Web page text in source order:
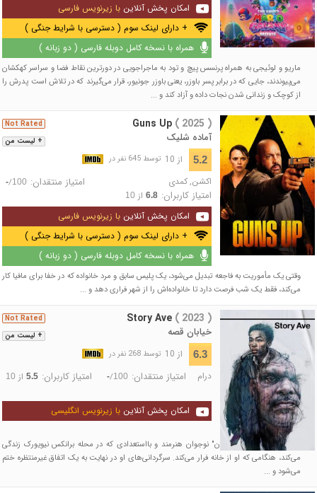
امکان پخش آنلاین با زیرنویس فارسی
+ دارای لینک سوم ( دسترسی با شرایط جنگی )
همراه با نسخه کامل دوبله فارسی ( دو زبانه )
ماریو و لوئیجی به همراه پرنسس پیچ و تود به ماجراجویی در دورترین نقاط فضا و سراسر کهکشان
می‌پیوندند، جایی که در برابر پسر باوزر، یعنی باوزر جونیور، قرار می‌گیرند که در تلاش است پدرش را
از کوچک و زندانی شدن نجات داده و آزاد کند و ...
+ لیست من
Not Rated Guns Up ( 2025 )
آماده شلیک
5.2 از 10 توسط 645 نفر در
اکشن, کمدی امتیاز منتقدان: -/100
امتیاز کاربران: 6.8از 10
امکان پخش آنلاین با زیرنویس فارسی
+ دارای لینک سوم ( دسترسی با شرایط جنگی )
همراه با نسخه کامل دوبله فارسی ( دو زبانه )
وقتی یک مأموریت به فاجعه تبدیل می‌شود، یک پلیس سابق و مرد خانواده که در خفا برای مافیا کار
می‌کند، فقط یک شب فرصت دارد تا خانواده‌اش را از شهر فراری دهد و ...
+ لیست من
Not Rated Story Ave ( 2023 )
خیابان قصه
6.3 از 10 توسط 268 نفر در
درام امتیاز منتقدان: -/100 امتیاز کاربران: 5.5از 10
امکان پخش آنلاین با زیرنویس انگلیسی
فیلم داستان "کادیر گریسون" نوجوان هنرمند و بااستعدادی که در محله برانکس نیویورک زندگی
می‌کند، هنگامی که او از خانه فرار می‌کند. سرگردانی‌های او در نهایت به یک اتفاق غیرمنتظره ختم
می‌شود و ...